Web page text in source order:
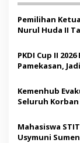
a
s
i
p
o
s
Pemilihan
Nurul Huda II
Demokrasi bagi
PKDI Cup II
Pamekasan,
Madura
Kemenhub
Seluruh Korban
Operator
Mahasiswa
Usymuni